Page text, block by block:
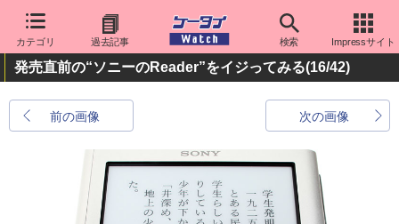
カテゴリ 過去記事 検索 Impressサイト
発売直前の“ソニーのReader”をイジってみる(16/42)
前の画像 次の画像